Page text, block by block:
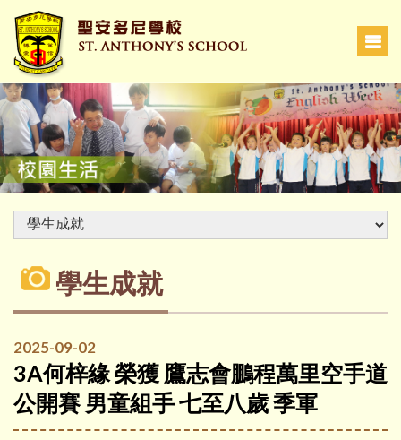
學生成就
2025-09-02
3A何梓緣 榮獲 鷹志會鵬程萬里空手道
公開賽 男童組手 七至八歲 季軍